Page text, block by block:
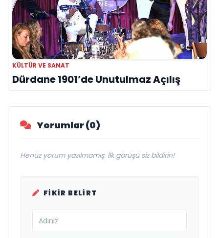
KÜLTÜR VE SANAT
Dürdane 1901’de Unutulmaz Açılış
Yorumlar (0)
Henüz yorum yazılmamış. İlk görüşü siz bildirin!
FIKIR BELIRT